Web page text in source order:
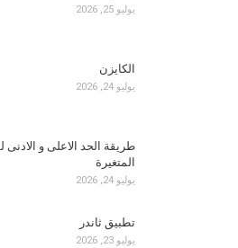
يوليو 25, 2026
الكايزن
يوليو 24, 2026
طريقة الحد الاعلى و الادنى
المتغيرة
يوليو 24, 2026
تطبيق ثاندر
يوليو 23, 2026